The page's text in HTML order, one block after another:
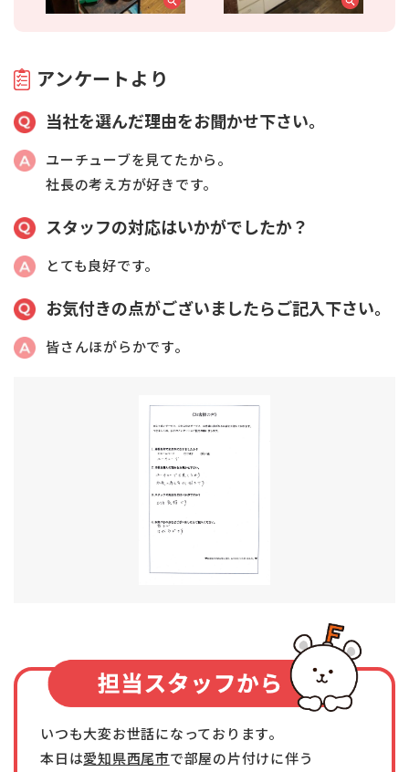
アンケートより
当社を選んだ理由をお聞かせ下さい。
ユーチューブを見てたから。
社長の考え方が好きです。
スタッフの対応はいかがでしたか？
とても良好です。
お気付きの点がございましたらご記入下さい。
皆さんほがらかです。
いつも大変お世話になっております。
本日は愛知県西尾市で部屋の片付けに伴う